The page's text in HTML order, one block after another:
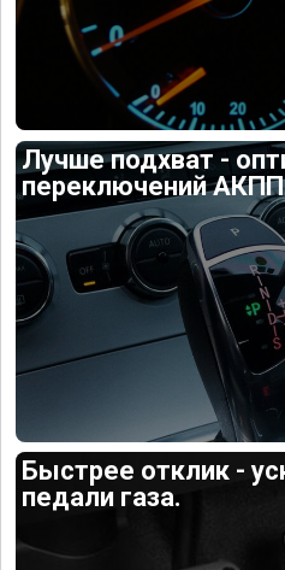
Лучше подхват -
переключений
Быстрее отклик -
педали газа.